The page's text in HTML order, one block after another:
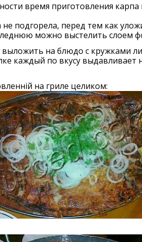
время приготовления карпа
не подгорела, перед тем как
можно выстелить слоем
на блюдо с кружками
каждый по вкусу выдавливает
на гриле целиком: